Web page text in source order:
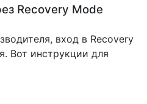
Recovery Mode
вход в Recovery
Вот инструкции для